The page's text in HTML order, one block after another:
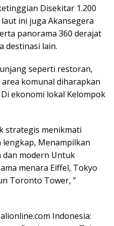
Disekitar 1.200
ini juga Akansegera
panorama 360 derajat
destinasi lain.
seperti restoran,
komunal diharapkan
ekonomi lokal Kelompok
strategis menikmati
lengkap, Menampilkan
dan modern Untuk
menara Eiffel, Tokyo
Toronto Tower, ”
Indonesia: